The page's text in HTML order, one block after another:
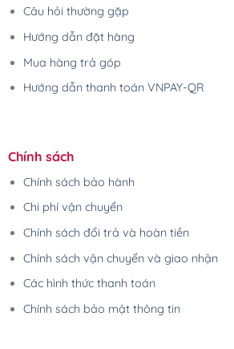
Câu hỏi thường gặp
Hướng dẫn đặt hàng
Mua hàng trả góp
Hướng dẫn thanh toán VNPAY-QR
Chính sách
Chính sách bảo hành
Chi phí vận chuyển
Chính sách đổi trả và hoàn tiền
Chính sách vận chuyển và giao nhận
Các hình thức thanh toán
Chính sách bảo mật thông tin